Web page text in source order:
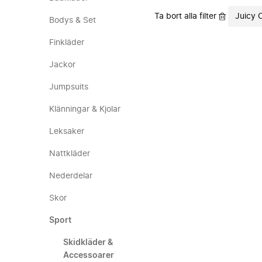
Bodys & Set
Finkläder
Jackor
Jumpsuits
Klänningar & Kjolar
Leksaker
Nattkläder
Nederdelar
Skor
Sport
Skidkläder &
Accessoarer
Ta bort alla filter Juicy